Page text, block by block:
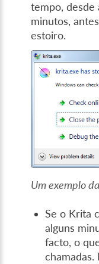
tempo, desde
minutos,
estoiro.
Um exemplo
Se o Krita
alguns
facto, o